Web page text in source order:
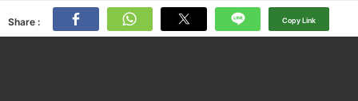
Share : Copy Link